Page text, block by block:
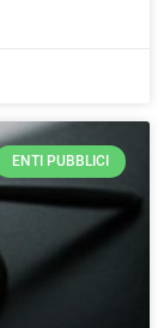
ENTI PUBBLICI